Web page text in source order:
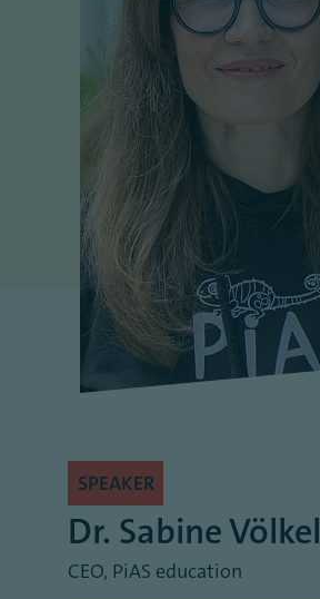
SPEAKER
Dr. Sabine Völkel
CEO, PiAS education